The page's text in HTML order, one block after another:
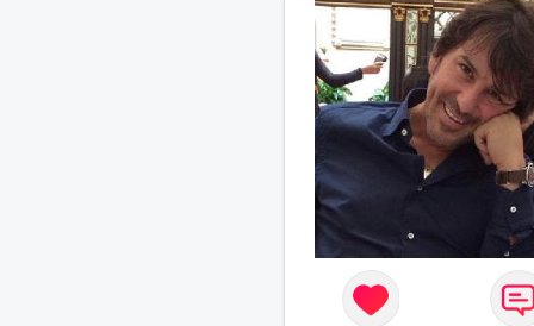
yeux mais peut se
des sentiments plus
« Le temps fera son
disait Arthur
philosophe allemand que
J’aime discuter sans pour
être trop locace. Je suis
de qualités avec très peu
défauts. Je suis altruiste,
bienveillant, empathique,
attentionné, honnête,
respectueux, doux de
et compréhensif : je laisse